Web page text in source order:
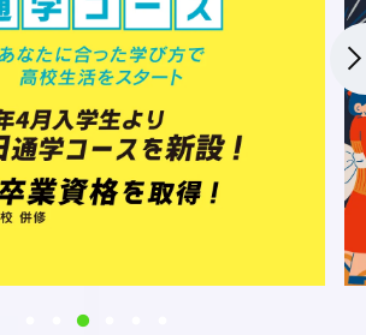
ールライフ
案内
援をお考えの方
者の方へ
あるご質問